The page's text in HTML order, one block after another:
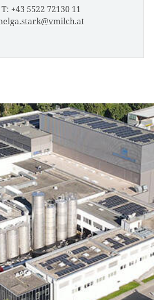
T: +43 5522 72130 11